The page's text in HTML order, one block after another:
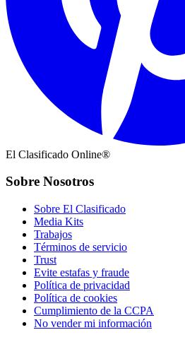
El Clasificado Online®
Sobre Nosotros
Sobre El Clasificado
Media Kits
Trabajos
Términos de servicio
Trust
Evite estafas y fraude
Política de privacidad
Política de cookies
Cumplimiento de la CCPA
No vender mi información